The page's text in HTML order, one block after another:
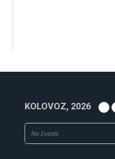
KOLOVOZ, 2026
No Events